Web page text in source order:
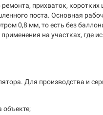
прихваток, коротких
поста. Основная
0,8 мм, то есть без
на участках, где
Для производства и
объекте;